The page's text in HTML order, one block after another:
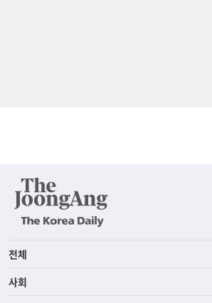
전체
사회